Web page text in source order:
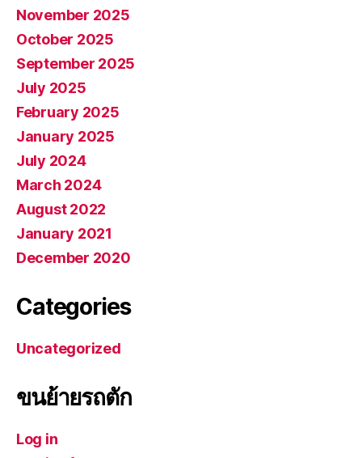
November 2025
October 2025
September 2025
July 2025
February 2025
January 2025
July 2024
March 2024
August 2022
January 2021
December 2020
Categories
Uncategorized
ขนย้ายรถตัก
Log in